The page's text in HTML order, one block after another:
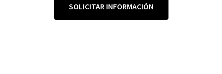
SOLICITAR INFORMACIÓN